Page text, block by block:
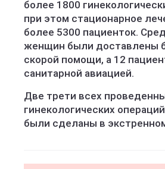
более 1800
при этом стационарное
более 5300 пациенток.
женщин были доставлены
скорой помощи, а 12
санитарной авиацией.
Две трети всех
гинекологических
были сделаны в